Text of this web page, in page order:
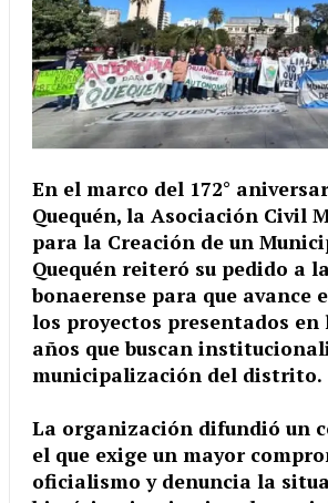
En el marco del 172°
Quequén, la Asociación Civil
para la Creación de un
Quequén reiteró su pedido a
bonaerense para que avance
los proyectos presentados
años que buscan
municipalización del distrito.
La organización difundió un
el que exige un mayor
oficialismo y denuncia la